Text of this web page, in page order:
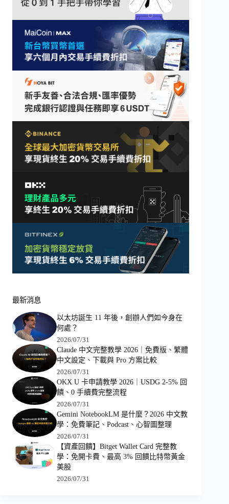
最新消息
以太坊誕生 11 年後，創辦人們如今身在
何處？
2026/07/31
Claude 中文完整教學 2026｜免費版、繁體
中文設定、下載與 Pro 方案比較
2026/07/31
OKX U 卡申請教學 2026｜USDG 2-5% 回
饋、0 手續費完整流程
2026/07/31
Gemini NotebookLM 是什麼？2026 中文教
學：免費筆記、Podcast、心智圖整理
2026/07/31
【資產回饋】Bitget Wallet Card 完整教
學：免開卡費、最高 3% 回饋比特幣黃金
美股
2026/07/31